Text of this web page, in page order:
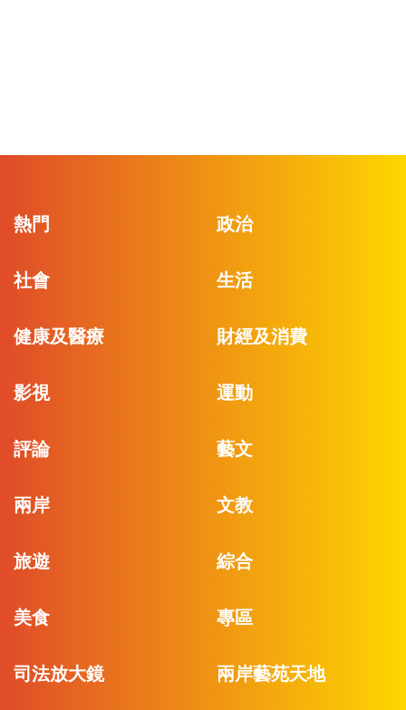
熱門 政治
社會 生活
健康及醫療 財經及消費
影視 運動
評論 藝文
兩岸 文教
旅遊 綜合
美食 專區
司法放大鏡 兩岸藝苑天地